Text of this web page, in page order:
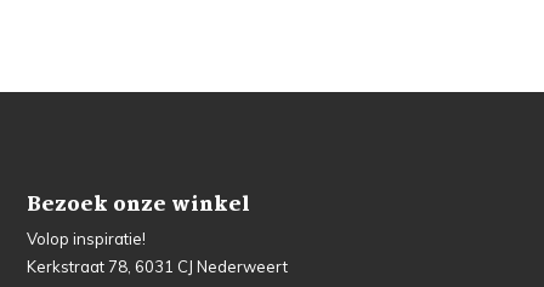
Bezoek onze winkel
Volop inspiratie!
Kerkstraat 78, 6031 CJ Nederweert